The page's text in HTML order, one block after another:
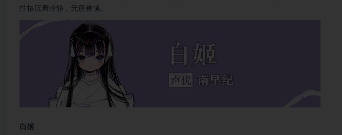
性格沉着冷静，无所畏惧。
白姬